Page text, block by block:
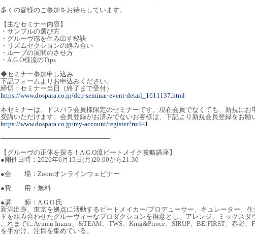
多くの皆様のご参加をお待ちしています。
【主なセミナー内容】
・サンプルの選び方
・グルーヴ感を生み出す秘訣
・リズムセクションの絡み合い
・ループの展開のさせ方
・A.G.O様流のTips
◆セミナー参加申し込み
下記フォームよりお申込みください。
締切：セミナー当日（終了まで受付）
https://www.dospara.co.jp/dcp-seminar-event-detail_1611137.html
本セミナーは、ドスパラ会員様限定のセミナーです。現在会員でなくても、新規にお
受講いただけます。会員登録がお済みでないお客様は、下記より新規会員登録をお願
https://www.dospara.co.jp/my-account/register?rurl=1
────────────────────────
【グルーヴの正体を探る！A.G.O流ビートメイク攻略講座】
●開催日時：2026年6月15日(月)20:00から21:30
●会 場：Zoomオンラインウェビナー
●費 用：無料
●講 師：A.G.O 氏
新潟出身、東京を拠点に活動するビートメイカー/プロデューサー、キュレーター。
ドを組み合わせたグルーヴィーなプロダクションを得意とし、アレンジ、ミックスダ
これまでにAyumu Imazu、&TEAM、TWS、King&Prince、SIRUP、BE:FIRST、春野、
を手がけ、注目を集めている。